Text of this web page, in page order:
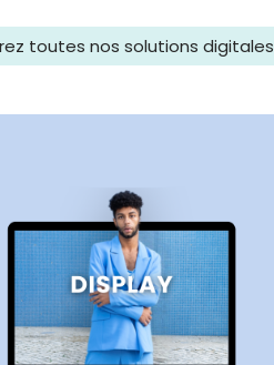
toutes nos solutions digitales